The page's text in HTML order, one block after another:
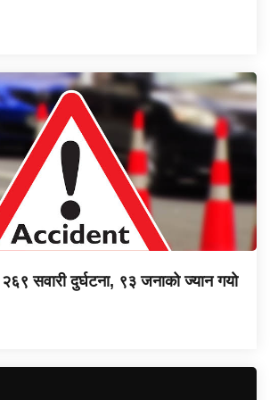
२६९ सवारी दुर्घटना, ९३ जनाको ज्यान गयाे